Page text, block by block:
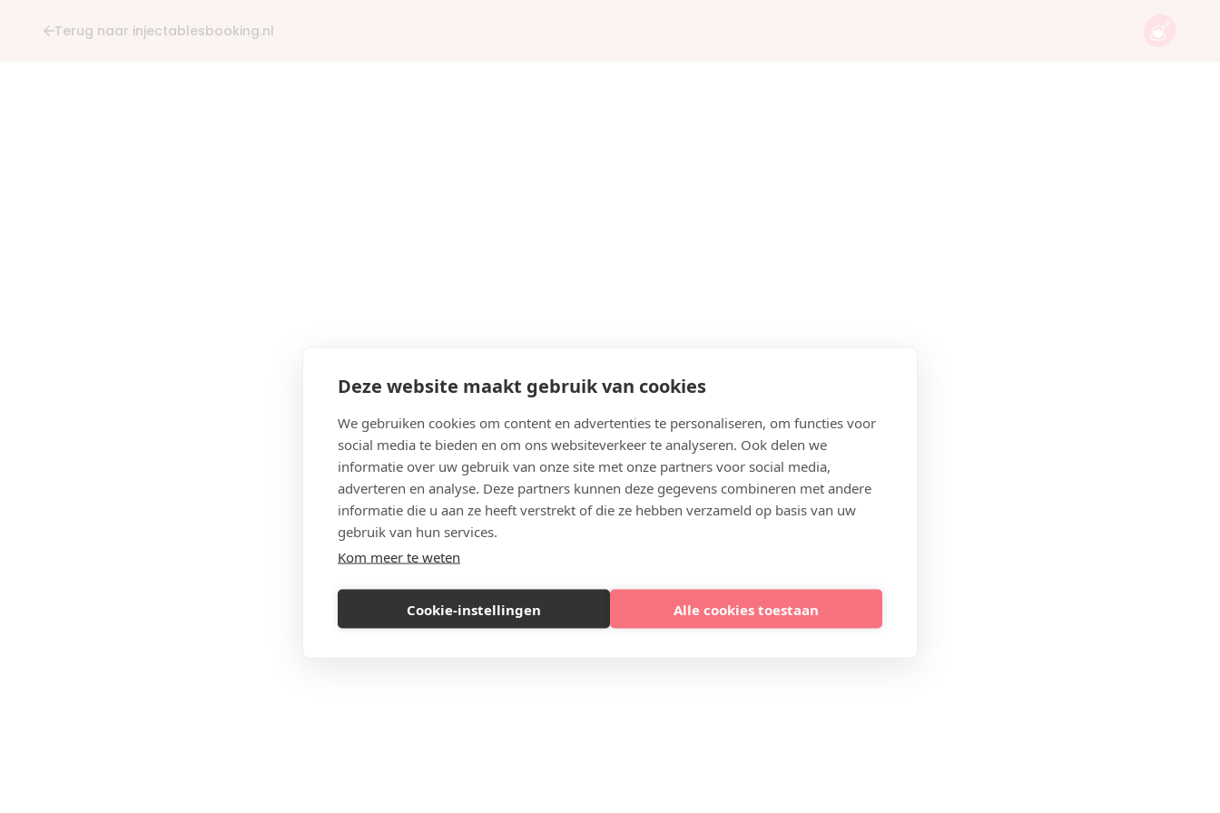
Deze website maakt gebruik van cookies
We gebruiken cookies om content en advertenties te personaliseren, om functies voor
social media te bieden en om ons websiteverkeer te analyseren. Ook delen we
informatie over uw gebruik van onze site met onze partners voor social media,
adverteren en analyse. Deze partners kunnen deze gegevens combineren met andere
informatie die u aan ze heeft verstrekt of die ze hebben verzameld op basis van uw
gebruik van hun services.
Kom meer te weten
Cookie-instellingen Alle cookies toestaan
Terug naar injectablesbooking.nl